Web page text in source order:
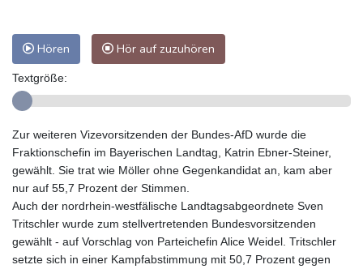
Hören Hör auf zuzuhören
Textgröße:
Zur weiteren Vizevorsitzenden der Bundes-AfD wurde die
Fraktionschefin im Bayerischen Landtag, Katrin Ebner-Steiner,
gewählt. Sie trat wie Möller ohne Gegenkandidat an, kam aber
nur auf 55,7 Prozent der Stimmen.
Auch der nordrhein-westfälische Landtagsabgeordnete Sven
Tritschler wurde zum stellvertretenden Bundesvorsitzenden
gewählt - auf Vorschlag von Parteichefin Alice Weidel. Tritschler
setzte sich in einer Kampfabstimmung mit 50,7 Prozent gegen